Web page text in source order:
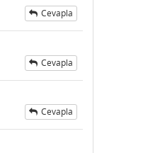
Cevapla
Cevapla
Cevapla